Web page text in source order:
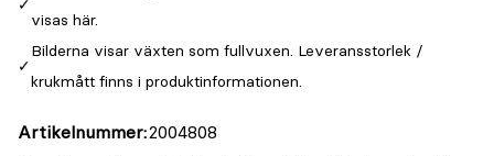
visas här.
Bilderna visar växten som fullvuxen. Leveransstorlek /
krukmått finns i produktinformationen.
Artikelnummer 2004808